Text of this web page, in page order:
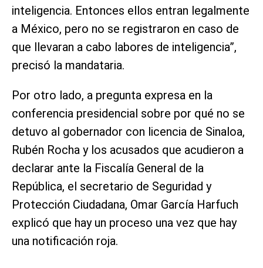
inteligencia. Entonces ellos entran legalmente
a México, pero no se registraron en caso de
que llevaran a cabo labores de inteligencia”,
precisó la mandataria.
Por otro lado, a pregunta expresa en la
conferencia presidencial sobre por qué no se
detuvo al gobernador con licencia de Sinaloa,
Rubén Rocha y los acusados que acudieron a
declarar ante la Fiscalía General de la
República, el secretario de Seguridad y
Protección Ciudadana, Omar García Harfuch
explicó que hay un proceso una vez que hay
una notificación roja.